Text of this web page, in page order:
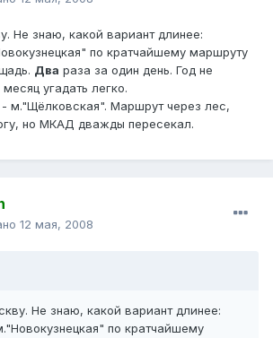
Не знаю, какой вариант длинее:
по кратчайшему маршруту
Два раза за один день. Год не
угадать легко.
м."Щёлковская". Маршрут через лес,
но МКАД дважды пересекал.
12 мая, 2008
Не знаю, какой вариант длинее:
по кратчайшему